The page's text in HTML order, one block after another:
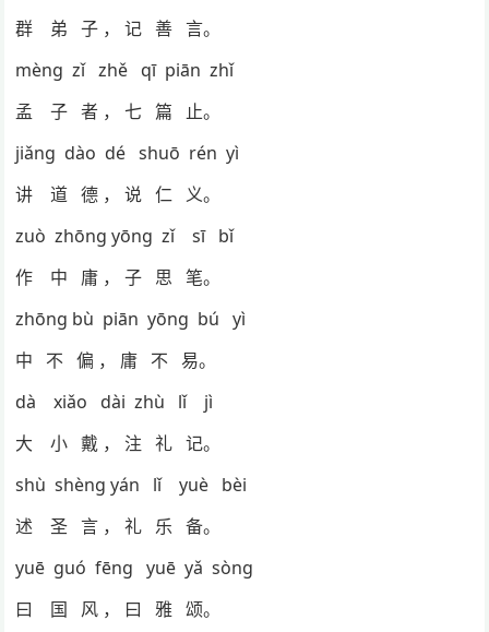
群 弟 子 ， 记 善 言。
mèng zǐ zhě qī piān zhǐ
孟 子 者 ， 七 篇 止。
jiǎng dào dé shuō rén yì
讲 道 德 ， 说 仁 义。
zuò zhōng yōng zǐ sī bǐ
作 中 庸 ， 子 思 笔。
zhōng bù piān yōng bú yì
中 不 偏 ， 庸 不 易。
dà xiǎo dài zhù lǐ jì
大 小 戴 ， 注 礼 记。
shù shèng yán lǐ yuè bèi
述 圣 言 ， 礼 乐 备。
yuē guó fēng yuē yǎ sòng
曰 国 风 ， 曰 雅 颂。